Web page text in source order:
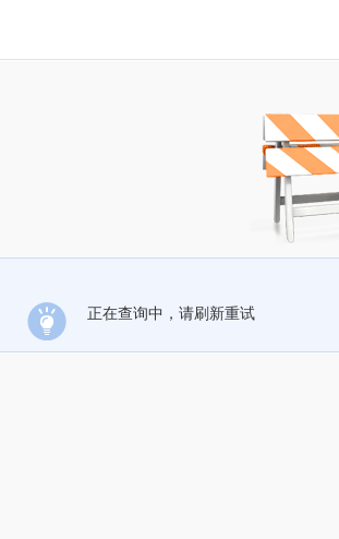
正在查询中，请刷新重试